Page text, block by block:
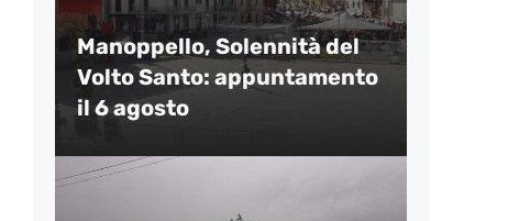
Manoppello, Solennità del
Volto Santo: appuntamento
il 6 agosto